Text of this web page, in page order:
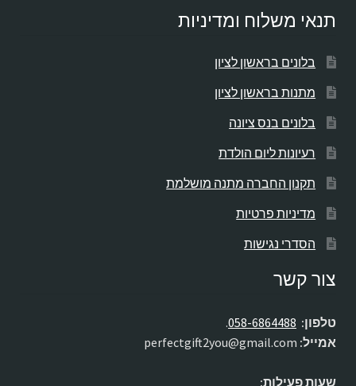
תנאי משלוח ומדיניות
בלונים בראשון לציון
מתנות בראשון לציון
בלונים בנס ציונה
רעיונות ליום הולדת
תקנון החברה מתנה מושלמת
מדיניות פרטיות
הסדרי נגישות
צור קשר
טלפון: 058-6864488
.
אמייל:
שעות פעילות: